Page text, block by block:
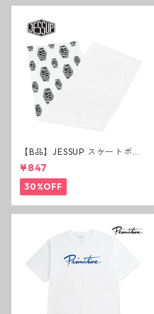
【B品】JESSUP スケートボー
ド グリップテープ ウルトラグ
リップ ホワイト デッキテープ
ジェスアップ ジェサップ
¥847
30%OFF